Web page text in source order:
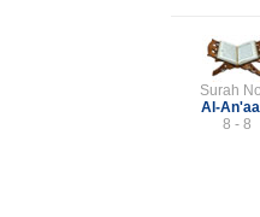
Surah
Al-
8 - 8